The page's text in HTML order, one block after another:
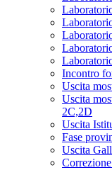
Incontro
Uscita
Uscita
2C,2D
Uscita
Fase
Uscita